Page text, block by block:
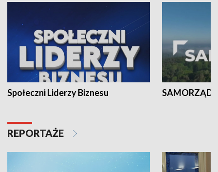
Społeczni Liderzy Biznesu SAMORZĄD
REPORTAŻE